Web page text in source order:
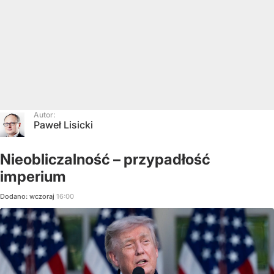
Autor:
Paweł Lisicki
Nieobliczalność – przypadłość
imperium
Dodano: wczoraj 16:00